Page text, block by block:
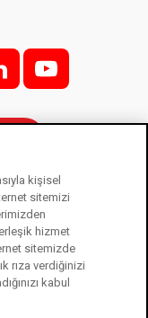
y
© 2021
kişisel
sitemizi
hizmet
sitemizde
rıza verdiğinizi
kabul